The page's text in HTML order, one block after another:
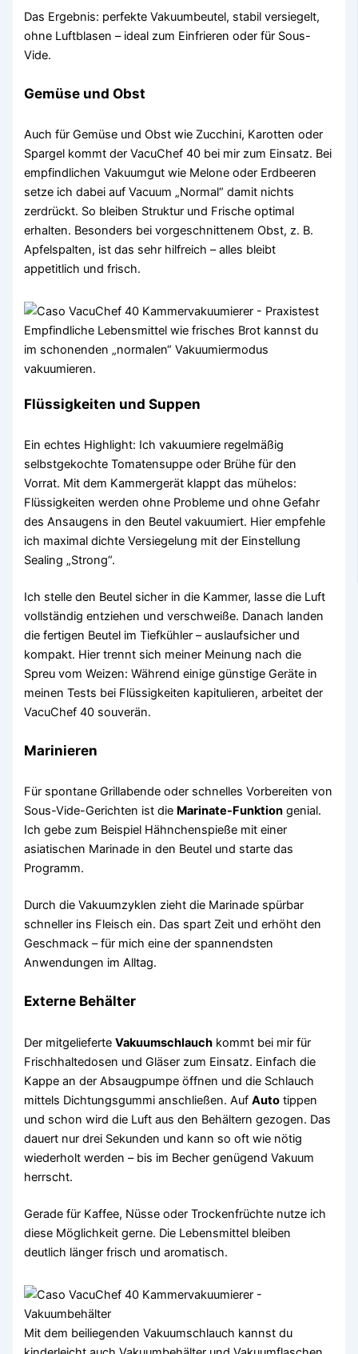
Das Ergebnis: perfekte Vakuumbeutel, stabil versiegelt,
ohne Luftblasen – ideal zum Einfrieren oder für Sous-
Vide.
Gemüse und Obst
Auch für Gemüse und Obst wie Zucchini, Karotten oder
Spargel kommt der VacuChef 40 bei mir zum Einsatz. Bei
empfindlichen Vakuumgut wie Melone oder Erdbeeren
setze ich dabei auf Vacuum „Normal“ damit nichts
zerdrückt. So bleiben Struktur und Frische optimal
erhalten. Besonders bei vorgeschnittenem Obst, z. B.
Apfelspalten, ist das sehr hilfreich – alles bleibt
appetitlich und frisch.
Empfindliche Lebensmittel wie frisches Brot kannst du
im schonenden „normalen“ Vakuumiermodus
vakuumieren.
Flüssigkeiten und Suppen
Ein echtes Highlight: Ich vakuumiere regelmäßig
selbstgekochte Tomatensuppe oder Brühe für den
Vorrat. Mit dem Kammergerät klappt das mühelos:
Flüssigkeiten werden ohne Probleme und ohne Gefahr
des Ansaugens in den Beutel vakuumiert. Hier empfehle
ich maximal dichte Versiegelung mit der Einstellung
Sealing „Strong“.
Ich stelle den Beutel sicher in die Kammer, lasse die Luft
vollständig entziehen und verschweiße. Danach landen
die fertigen Beutel im Tiefkühler – auslaufsicher und
kompakt. Hier trennt sich meiner Meinung nach die
Spreu vom Weizen: Während einige günstige Geräte in
meinen Tests bei Flüssigkeiten kapitulieren, arbeitet der
VacuChef 40 souverän.
Marinieren
Für spontane Grillabende oder schnelles Vorbereiten von
Sous-Vide-Gerichten ist die Marinate-Funktion genial.
Ich gebe zum Beispiel Hähnchenspieße mit einer
asiatischen Marinade in den Beutel und starte das
Programm.
Durch die Vakuumzyklen zieht die Marinade spürbar
schneller ins Fleisch ein. Das spart Zeit und erhöht den
Geschmack – für mich eine der spannendsten
Anwendungen im Alltag.
Externe Behälter
Der mitgelieferteVakuumschlauch kommt bei mir für
Frischhaltedosen und Gläser zum Einsatz. Einfach die
Kappe an der Absaugpumpe öffnen und die Schlauch
mittels Dichtungsgummi anschließen. AufAuto tippen
und schon wird die Luft aus den Behältern gezogen. Das
dauert nur drei Sekunden und kann so oft wie nötig
wiederholt werden – bis im Becher genügend Vakuum
herrscht.
Gerade für Kaffee, Nüsse oder Trockenfrüchte nutze ich
diese Möglichkeit gerne. Die Lebensmittel bleiben
deutlich länger frisch und aromatisch.
Mit dem beiliegenden Vakuumschlauch kannst du